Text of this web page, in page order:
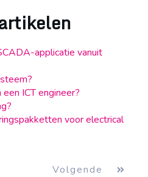
applicatie vanuit
ICT engineer?
voor electrical
Volgende